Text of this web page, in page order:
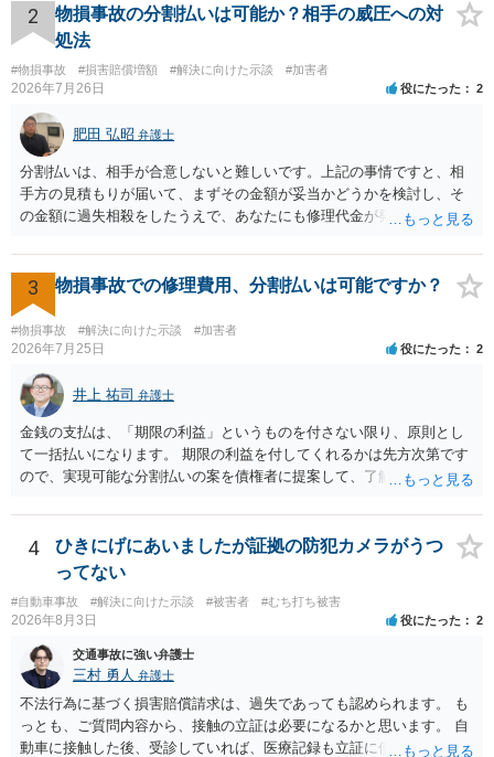
合意しなければ和解できないことになります。 今後の見通しを知る為
に、交渉の方向性につき、最寄りの法律事務所で相談だけでもされる
ことも検討ください。
2
物損事故の分割払いは可能か？相手の威圧への対
処法
#物損事故 #損害賠償増額 #解決に向けた示談 #加害者
2026年7月26日 役にたった 2
肥田 弘昭 弁護士
分割払いは、相手が合意しないと難しいです。上記の事情ですと、相
手方の見積もりが届いて、まずその金額が妥当かどうかを検討し、そ
の金額に過失相殺をしたうえで、あなたにも修理代金が発生している
分割払いにしたいとの示談案を提案するのが良いかと思います。威圧
されるのであれば、斡旋、仲裁、民事調停を利用しては如何でしょう
か。ご参考にしてください。
3 物損事故での修理費用、分割払いは可能ですか？
#物損事故 #解決に向けた示談 #加害者
2026年7月25日 役にたった 2
井上 祐司 弁護士
金銭の支払は、「期限の利益」というものを付さない限り、原則とし
て一括払いになります。 期限の利益を付してくれるかは先方次第です
ので、実現可能な分割払いの案を債権者に提案して、了解してもらえ
4
ひきにげにあいましたが証拠の防犯カメラがうつ
ってない
#自動車事故 #解決に向けた示談 #被害者 #むち打ち被害
2026年8月3日 役にたった 2
交通事故に強い弁護士
三村 勇人 弁護士
不法行為に基づく損害賠償請求は、過失であっても認められます。 も
っとも、ご質問内容から、接触の立証は必要になるかと思います。 自
動車に接触した後、受診していれば、医療記録も立証に使えるかと思